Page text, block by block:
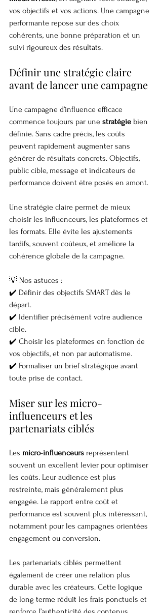
vos objectifs et vos actions. Une campagne
performante repose sur des choix
cohérents, une bonne préparation et un
suivi rigoureux des résultats.
Définir une stratégie claire
avant de lancer une campagne
Une campagne d’influence efficace
commence toujours par une stratégie bien
définie. Sans cadre précis, les coûts
peuvent rapidement augmenter sans
générer de résultats concrets. Objectifs,
public cible, message et indicateurs de
performance doivent être posés en amont.
Une stratégie claire permet de mieux
choisir les influenceurs, les plateformes et
les formats. Elle évite les ajustements
tardifs, souvent coûteux, et améliore la
cohérence globale de la campagne.
💡 Nos astuces :
✔️ Définir des objectifs SMART dès le
départ.
✔️ Identifier précisément votre audience
cible.
✔️ Choisir les plateformes en fonction de
vos objectifs, et non par automatisme.
✔️ Formaliser un brief stratégique avant
toute prise de contact.
Miser sur les micro-
influenceurs et les
partenariats ciblés
Les micro-influenceurs représentent
souvent un excellent levier pour optimiser
les coûts. Leur audience est plus
restreinte, mais généralement plus
engagée. Le rapport entre coût et
performance est souvent plus intéressant,
notamment pour les campagnes orientées
engagement ou conversion.
Les partenariats ciblés permettent
également de créer une relation plus
durable avec les créateurs. Cette logique
de long terme réduit les frais ponctuels et